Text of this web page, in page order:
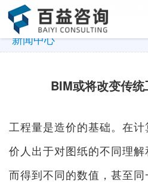
咨询热线：
新闻中心
BIM或将改变传
工程量是造价的基础。在
价人出于对图纸的不同理
而得到不同的数值，甚至